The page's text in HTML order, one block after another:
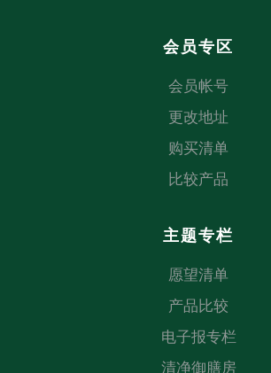
会员专区
会员帐号
更改地址
购买清单
比较产品
主题专栏
愿望清单
产品比较
电子报专栏
清净御膳房